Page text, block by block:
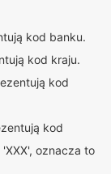
kod banku.
kod kraju.
kod
kod
oznacza to